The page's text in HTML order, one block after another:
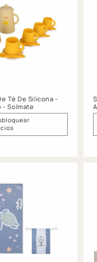
Té De Silicona -
- Solmate